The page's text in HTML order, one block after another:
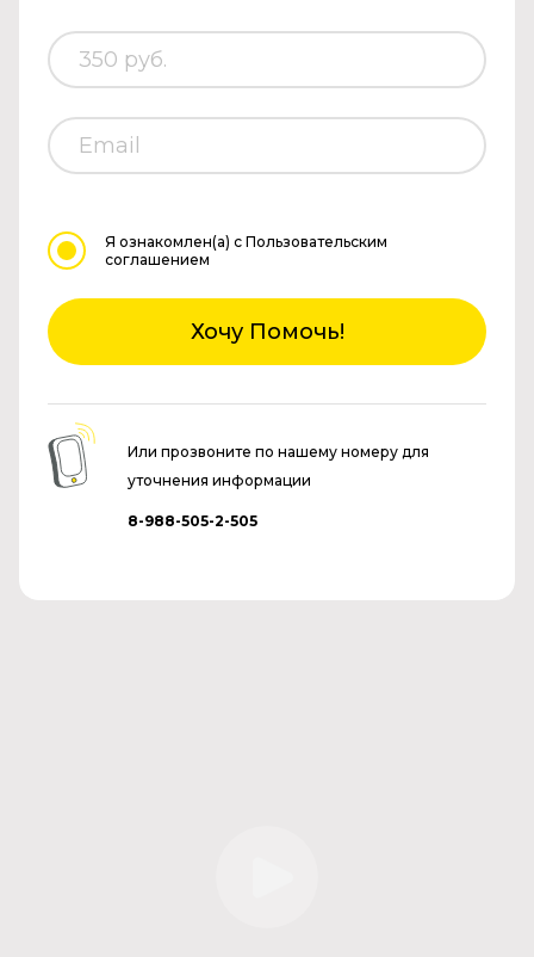
Я ознакомлен(а) с Пользовательским
соглашением
Хочу Помочь!
Или прозвоните по нашему номеру для
уточнения информации
8-988-505-2-505